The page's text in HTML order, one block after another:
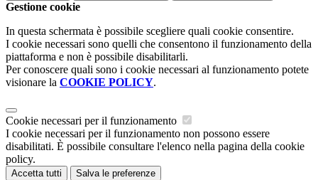
Gestione cookie
In questa schermata è possibile scegliere quali cookie consentire.
I cookie necessari sono quelli che consentono il funzionamento della
piattaforma e non è possibile disabilitarli.
Per conoscere quali sono i cookie necessari al funzionamento potete
visionare la COOKIE POLICY.
Cookie necessari per il funzionamento
I cookie necessari per il funzionamento non possono essere
disabilitati. È possibile consultare l'elenco nella pagina della cookie
policy.
Accetta tutti Salva le preferenze